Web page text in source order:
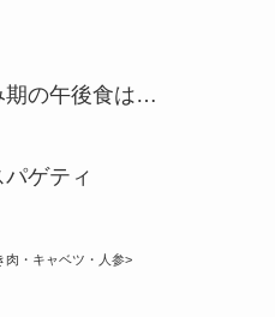
期の午後食は…
ゲティ
肉・キャベツ・人参>